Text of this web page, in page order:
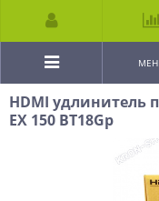
HDMI удлинитель
EX 150 BT18Gp